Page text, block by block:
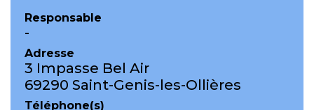
Responsable
-
Adresse
3 Impasse Bel Air
69290 Saint-Genis-les-Ollières
Téléphone(s)